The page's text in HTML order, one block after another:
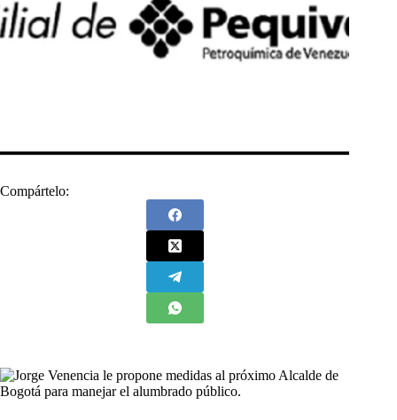
Compártelo: